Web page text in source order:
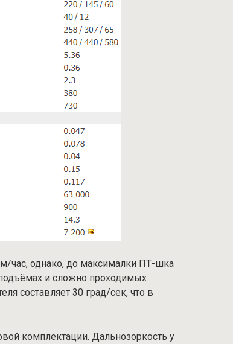
час, однако, до максималки ПТ-шка
подъёмах и сложно проходимых
составляет 30 град/сек, что в
комплектации. Дальнозоркость у